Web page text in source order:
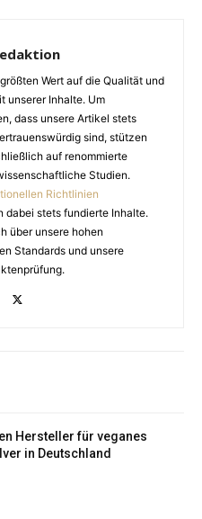
Wert auf die Qualität und
unserer Inhalte. Um
dass unsere Artikel stets
sind, stützen
auf renommierte
Studien.
Richtlinien
dabei stets fundierte Inhalte.
über unsere hohen
Standards und unsere
Hersteller für veganes
in Deutschland